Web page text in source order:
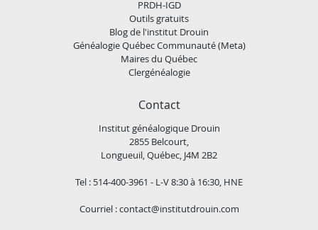
PRDH-IGD
Outils gratuits
Blog de l'institut Drouin
Généalogie Québec Communauté (Meta)
Maires du Québec
Clergénéalogie
Contact
Institut généalogique Drouin
2855 Belcourt,
Longueuil, Québec, J4M 2B2
Tel : 514-400-3961 - L-V 8:30 à 16:30, HNE
Courriel :contact@institutdrouin.com